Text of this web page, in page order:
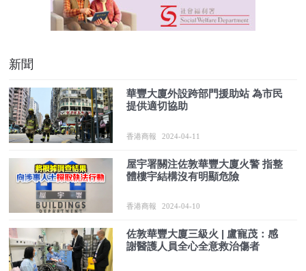
新聞
華豐大廈外設跨部門援助站 為市民
提供適切協助
香港商報 2024-04-11
屋宇署關注佐敦華豐大廈火警 指整
體樓宇結構沒有明顯危險
香港商報 2024-04-10
佐敦華豐大廈三級火 | 盧寵茂：感
謝醫護人員全心全意救治傷者